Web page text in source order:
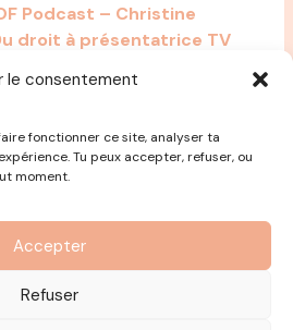
le consentement
fonctionner ce site, analyser ta
Tu peux accepter, refuser, ou
moment.
Accepter
Refuser
Podcast – Christine
droit à présentatrice TV
positive